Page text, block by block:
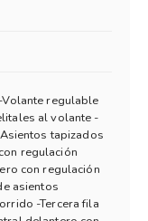
regulable
al volante -
tapizados
regulación
con regulación
asientos
-Tercera fila